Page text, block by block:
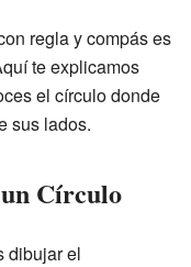
regla y compás es
te explicamos
el círculo donde
sus lados.
Círculo
dibujar el